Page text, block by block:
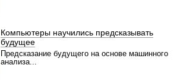
Компьютеры научились предсказывать
будущее
Предсказание будущего на основе машинного
анализа...